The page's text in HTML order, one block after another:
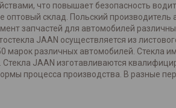
что повышает безопасность
оптовый склад. Польский
запчастей для автомобилей
JAAN осуществляется из
марок различных автомобилей. Стекла
Стекла JAAN изготавливаются
процесса производства. В разные